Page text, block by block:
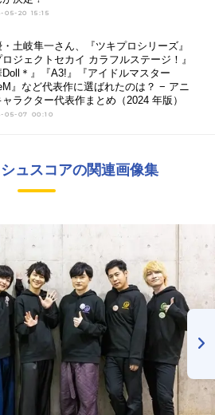
05-20 15:15
土岐隼一さん、『ツキプロシリーズ』
ロジェクトセカイ カラフルステージ！』
Doll＊』『A3!』『アイドルマスター
』など代表作に選ばれたのは？ − アニ
ャラクター代表作まとめ（2024 年版）
05-07 00:10
ュスコアの関連画像集